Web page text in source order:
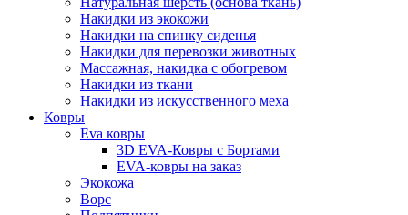
Накидки из экокожи
Накидки на спинку сиденья
Накидки для перевозки животных
Массажная, накидка с обогревом
Накидки из ткани
Накидки из искусственного меха
Ковры
Eva ковры
3D EVA-Ковры с Бортами
EVA-ковры на заказ
Экокожа
Ворс